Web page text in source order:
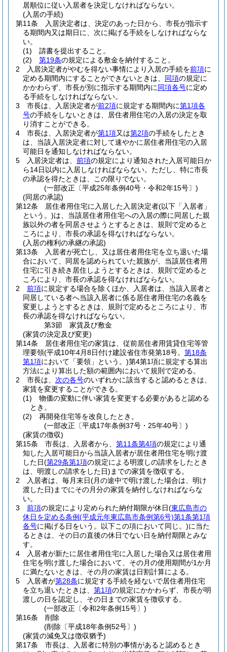
居順位に従い入居者を決定しなければならない。
(入居の手続)
第11条
入居決定者は、決定のあった日から、市長が指示す
る期間内又は期日に、次に掲げる手続をしなければならな
い。
(1)
請書を提出すること。
(2)
第19条の規定による敷金を納付すること。
2
入居決定者がやむを得ない事情により入居の手続を前項に
定める期間内にすることができないときは、 同項の規定に
かかわらず、市長が別に指示する期間内に同項各号に定め
る手続をしなければならない。
3
市長は、入居決定者が前2項に規定する期間内に第1項各
号の手続をしないときは、居住者用住宅の入居の決定を取
り消すことができる。
4
市長は、入居決定者が第1項又は第2項の手続をしたとき
は、当該入居決定者に対して速やかに居住者用住宅の入居
可能日を通知しなければならない。
5
入居決定者は、 前項の規定により通知された入居可能日か
ら14日以内に入居しなければならない。 ただし、特に市長
の承認を得たときは、この限りでない。
(一部改正〔平成25年条例40号・令和2年15号〕)
(同居の承認)
第12条
居住者用住宅に入居した入居決定者(以下「入居者」
という。)は、当該居住者用住宅への入居の際に同居した親
族以外の者を同居させようとするときは、規則で定めると
ころにより、市長の承認を得なければならない。
(入居の権利の承継の承認)
第13条
入居者が死亡し、又は居住者用住宅を立ち退いた場
合において、同居を認められていた親族が、当該居住者用
住宅に引き続き居住しようとするときは、規則で定めると
ころにより、市長の承認を得なければならない。
2
前項に規定する場合を除くほか、入居者は、当該入居者と
同居している者へ当該入居者に係る居住者用住宅の名義を
変更しようとするときは、規則で定めるところにより、市
長の承認を得なければならない。
第3節
家賃及び敷金
(家賃の決定及び変更)
第14条
居住者用住宅の家賃は、従前居住者用賃貸住宅等管
理要領(平成10年4月8日付け建設省住市発第18号。 第18条
第1項において「要領」という。)第4第1項に規定する算出
方法により算出した額の範囲内において規則で定める。
2
市長は、 次の各号のいずれかに該当すると認めるときは、
家賃を変更することができる。
(1)
物価の変動に伴い家賃を変更する必要があると認める
とき。
(2)
再開発住宅等を改良したとき。
(一部改正〔平成17年条例37号・25年40号〕)
(家賃の徴収)
第15条
市長は、入居者から、 第11条第4項の規定により通
知した入居可能日から当該入居者が居住者用住宅を明け渡
した日(第29条第1項の規定による明渡しの請求をしたとき
は、明渡しの請求をした日) までの家賃を徴収する。
2
入居者は、毎月末日(月の途中で明け渡した場合は、明け
渡した日) までにその月分の家賃を納付しなければならな
い。
3
前項の規定により定められた納付期限が休日(東広島市の
休日を定める条例(平成元年東広島市条例第6号)第1条第1項
各号に掲げる日をいう。以下この項において同じ。)に当た
るときは、その日の直後の休日でない日を納付期限とみな
す。
4
入居者が新たに居住者用住宅に入居した場合又は居住者用
住宅を明け渡した場合において、その月の使用期間が1か月
に満たないときは、その月の家賃は日割計算による。
5
入居者が第28条に規定する手続を経ないで居住者用住宅
を立ち退いたときは、 第1項の規定にかかわらず、市長が明
渡しの日を認定し、その日までの家賃を徴収する。
(一部改正〔令和2年条例15号〕)
第16条
削除
(削除〔平成18年条例52号〕)
(家賃の減免又は徴収猶予)
第17条
市長は、入居者に特別の事情があると認めるとき